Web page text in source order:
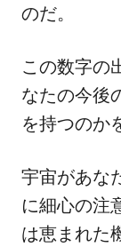
のだ。
この数字の
なたの今後
を持つのか
宇宙があな
に細心の注
は恵まれた